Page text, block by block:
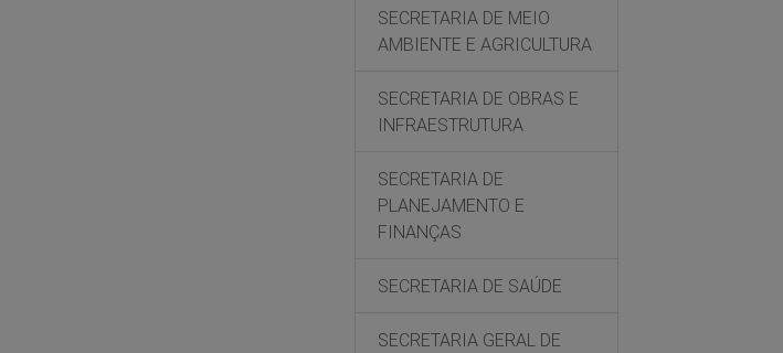
SECRETARIA DE MEIO
AMBIENTE E AGRICULTURA
SECRETARIA DE OBRAS E
INFRAESTRUTURA
SECRETARIA DE
PLANEJAMENTO E
FINANÇAS
SECRETARIA DE SAÚDE
SECRETARIA GERAL DE